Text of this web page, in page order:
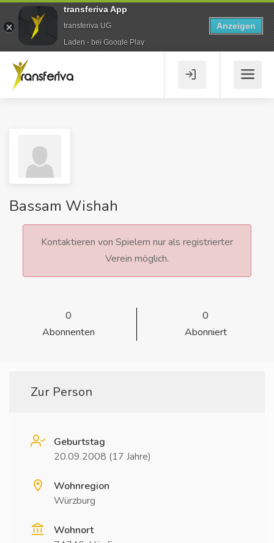
Bassam Wishah
Kontaktieren von Spielern nur als registrierter
Verein möglich.
0
Abonnenten
0
Abonniert
Zur Person
Geburtstag
20.09.2008 (17 Jahre)
Wohnregion
Würzburg
Wohnort
transferiva App
transferiva UG
Laden - bei Google Play
Anzeigen